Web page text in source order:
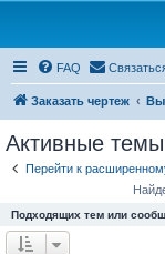
FAQ
Заказать чертеж
Активные темы
Перейти к
Подходящих тем или